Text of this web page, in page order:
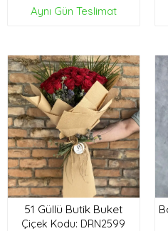
Aynı Gün Teslimat
51 Güllü Butik Buket
Çiçek Kodu: DRN2599